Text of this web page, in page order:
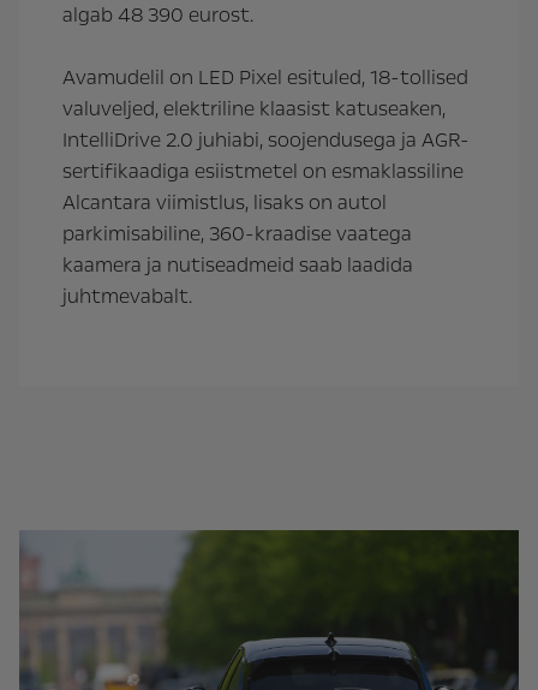
algab 48 390 eurost.
Avamudelil on LED Pixel esituled, 18-tollised
valuveljed, elektriline klaasist katuseaken,
IntelliDrive 2.0 juhiabi, soojendusega ja AGR-
sertifikaadiga esiistmetel on esmaklassiline
Alcantara viimistlus, lisaks on autol
parkimisabiline, 360-kraadise vaatega
kaamera ja nutiseadmeid saab laadida
juhtmevabalt.